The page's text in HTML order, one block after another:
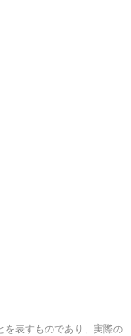
を表すものであり、実際の